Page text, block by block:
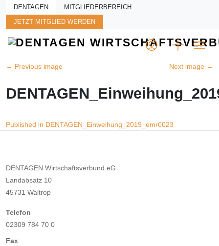
Skip to main content
DENTAGEN MITGLIEDERBEREICH
JETZT MITGLIED WERDEN
← Previous image Next image →
Beitragsnavigation
Published in DENTAGEN_Einweihung_2019_emr0023
DENTAGEN Wirtschaftsverbund eG
Landabsatz 10
45731 Waltrop
Telefon
02309 784 70 0
Fax